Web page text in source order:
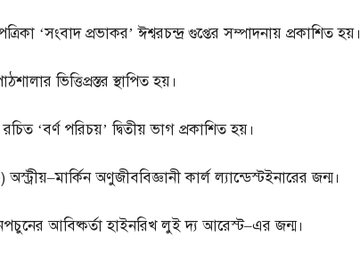
‘সংবাদ প্রভাকর’ ঈশ্বরচন্দ্র গুপ্তের সম্পাদনায় প্রকাশিত হয়।
ভিত্তিপ্রস্তর স্থাপিত হয়।
রচিত ‘বর্ণ পরিচয়’ দ্বিতীয় ভাগ প্রকাশিত হয়।
)অস্ট্রীয়–মার্কিন অণুজীববিজ্ঞানী কার্ল ল্যান্ডেস্টইনারের জন্ম।
আবিষ্কর্তা হাইনরিখ লুই দ্য আরেস্ট–এর জন্ম।